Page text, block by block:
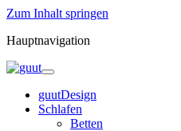
Zum Inhalt springen
Hauptnavigation
guutDesign
Schlafen
Betten